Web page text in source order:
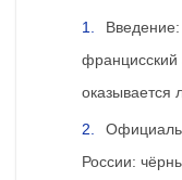
Введение:
францисский
оказывается
России: